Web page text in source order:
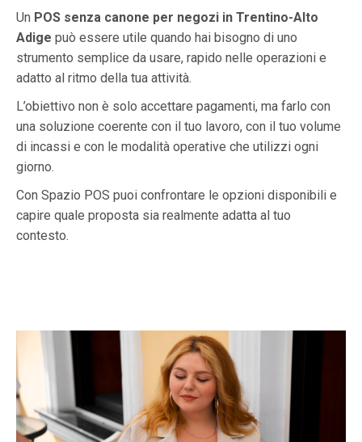
Un POS senza canone per negozi in Trentino-Alto
Adige può essere utile quando hai bisogno di uno
strumento semplice da usare, rapido nelle operazioni e
adatto al ritmo della tua attività.
L’obiettivo non è solo accettare pagamenti, ma farlo con
una soluzione coerente con il tuo lavoro, con il tuo volume
di incassi e con le modalità operative che utilizzi ogni
giorno.
Con Spazio POS puoi confrontare le opzioni disponibili e
capire quale proposta sia realmente adatta al tuo
contesto.